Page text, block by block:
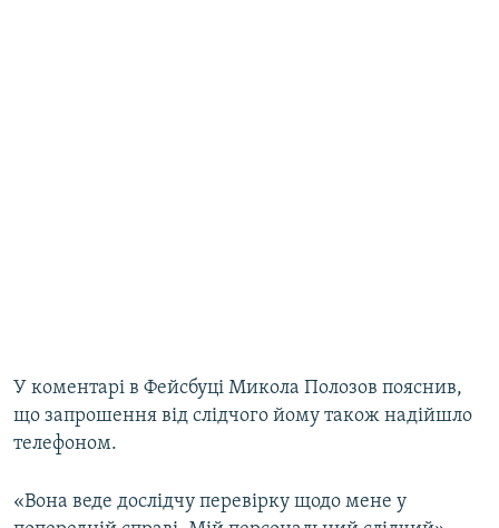
У коментарі в Фейсбуці Микола Полозов пояснив,
що запрошення від слідчого йому також надійшло
телефоном.
«Вона веде дослідчу перевірку щодо мене у